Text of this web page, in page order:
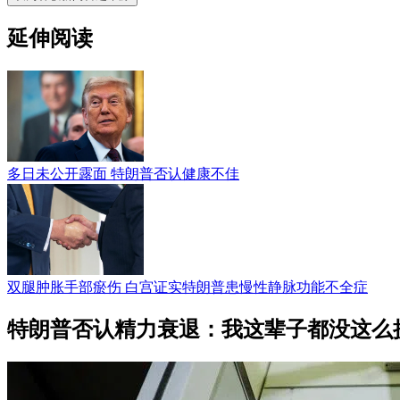
延伸阅读
多日未公开露面 特朗普否认健康不佳
双腿肿胀手部瘀伤 白宫证实特朗普患慢性静脉功能不全症
特朗普否认精力衰退：我这辈子都没这么